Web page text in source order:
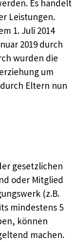
Es handelt
Leistungen.
1. Juli 2014
2019 durch
wurden die
um
Eltern nun
gesetzlichen
oder Mitglied
(z.B.
mindestens 5
können
machen.